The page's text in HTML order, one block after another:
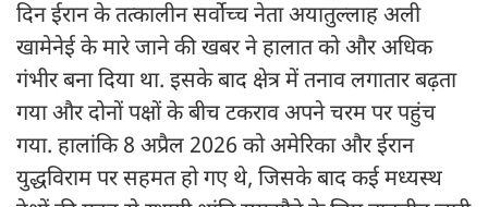
दिन ईरान के तत्कालीन सर्वोच्च नेता अयातुल्लाह अली
खामेनेई के मारे जाने की खबर ने हालात को और अधिक
गंभीर बना दिया था. इसके बाद क्षेत्र में तनाव लगातार बढ़ता
गया और दोनों पक्षों के बीच टकराव अपने चरम पर पहुंच
गया. हालांकि 8 अप्रैल 2026 को अमेरिका और ईरान
युद्धविराम पर सहमत हो गए थे, जिसके बाद कई मध्यस्थ